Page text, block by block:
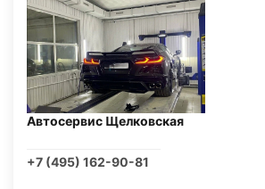
Автосервис Щелковская
+7 (495) 162-90-81